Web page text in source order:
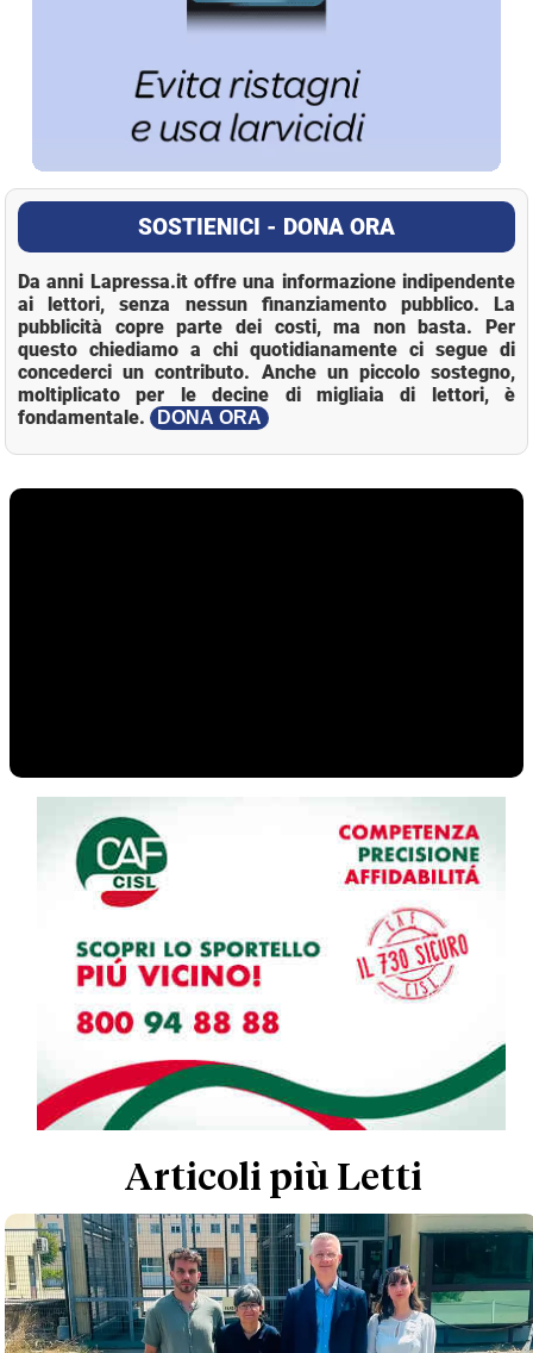
SOSTIENICI - DONA ORA
Da anni Lapressa.it offre una informazione indipendente
ai lettori, senza nessun finanziamento pubblico. La
pubblicità copre parte dei costi, ma non basta. Per
questo chiediamo a chi quotidianamente ci segue di
concederci un contributo. Anche un piccolo sostegno,
moltiplicato per le decine di migliaia di lettori, è
fondamentale.
DONA ORA
Articoli più Letti